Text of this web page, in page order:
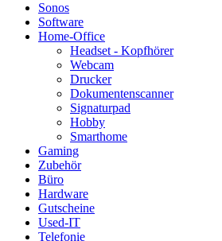
Sonos
Software
Home-Office
Headset - Kopfhörer
Webcam
Drucker
Dokumentenscanner
Signaturpad
Hobby
Smarthome
Gaming
Zubehör
Büro
Hardware
Gutscheine
Used-IT
Telefonie